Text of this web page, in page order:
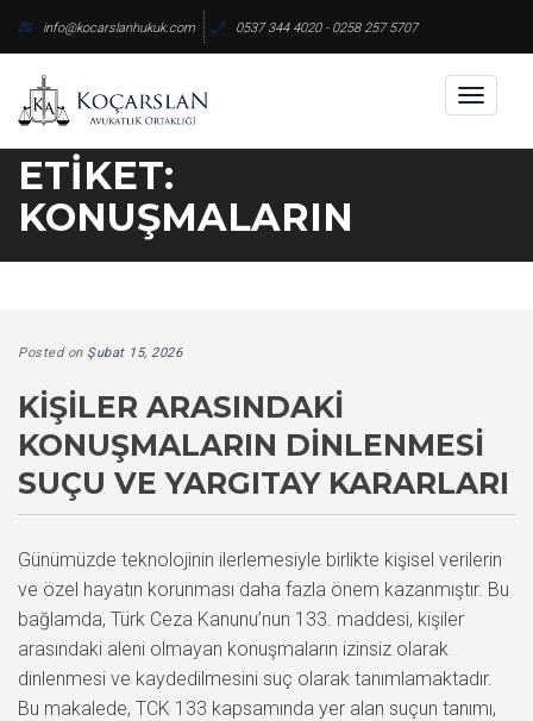
content
info@kocarslanhukuk.com 0537 344 4020 - 0258 257 5707
Toggle
ETIKET:
KONUŞMALARIN
Posted on Şubat 15, 2026
KIŞILER ARASINDAKI
KONUŞMALARIN DINLENMESI
SUÇU VE YARGITAY KARARLARI
Günümüzde teknolojinin ilerlemesiyle birlikte kişisel verilerin
ve özel hayatın korunması daha fazla önem kazanmıştır. Bu
bağlamda, Türk Ceza Kanunu’nun 133. maddesi, kişiler
arasındaki aleni olmayan konuşmaların izinsiz olarak
dinlenmesi ve kaydedilmesini suç olarak tanımlamaktadır.
Bu makalede, TCK 133 kapsamında yer alan suçun tanımı,